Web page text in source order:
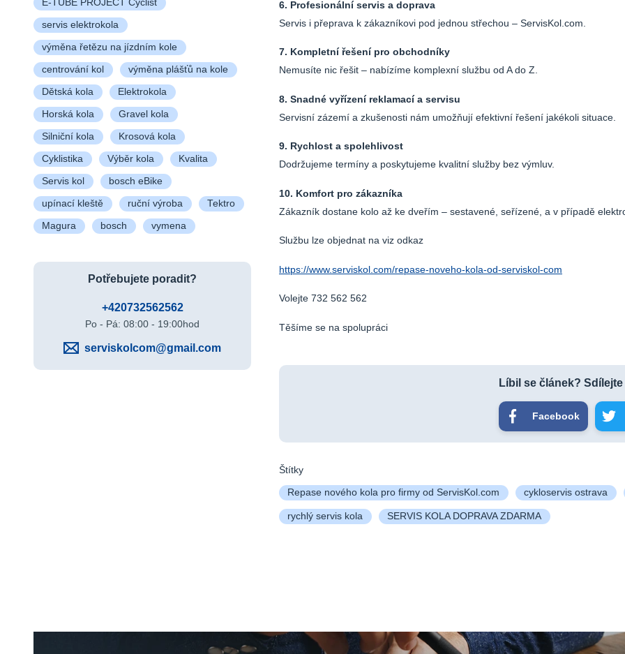
E-TUBE PROJECT Cyclist
servis elektrokola
výměna řetězu na jízdním kole
centrování kol výměna plášťů na kole
Dětská kola Elektrokola
Horská kola Gravel kola
Silniční kola Krosová kola
Cyklistika Výběr kola Kvalita
Servis kol bosch eBike
upínací kleště ruční výroba Tektro
Magura bosch vymena
Potřebujete poradit?
+420732562562
Po - Pá: 08:00 - 19:00hod
serviskolcom@gmail.com
6. Profesionální servis a doprava
Servis i přeprava k zákazníkovi pod jednou střechou – ServisKol.com.
7. Kompletní řešení pro obchodníky
Nemusíte nic řešit – nabízíme komplexní službu od A do Z.
8. Snadné vyřízení reklamací a servisu
Servisní zázemí a zkušenosti nám umožňují efektivní řešení jakékoli situace.
9. Rychlost a spolehlivost
Dodržujeme termíny a poskytujeme kvalitní služby bez výmluv.
10. Komfort pro zákazníka
Zákazník dostane kolo až ke dveřím – sestavené, seřízené, a v případě
Službu lze objednat na viz odkaz
https://www.serviskol.com/repase-noveho-kola-od-serviskol-com
Volejte 732 562 562
Těšíme se na spolupráci
Líbil se článek?
Facebook
Štítky
Repase nového kola pro firmy od ServisKol.com cykloservis ostrava
rychlý servis kola SERVIS KOLA DOPRAVA ZDARMA